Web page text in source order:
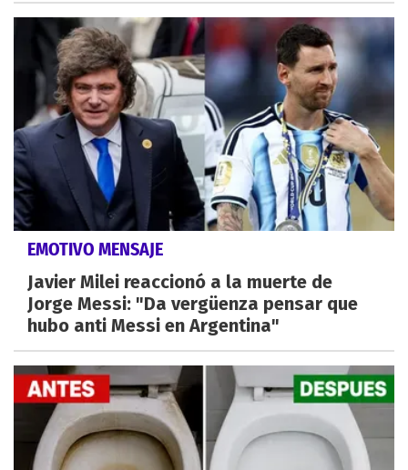
EMOTIVO MENSAJE
Javier Milei reaccionó a la muerte de
Jorge Messi: "Da vergüenza pensar que
hubo anti Messi en Argentina"